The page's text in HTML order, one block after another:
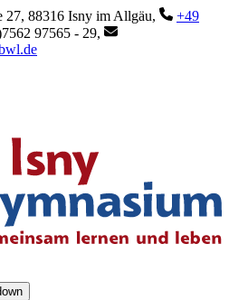
27, 88316 Isny im Allgäu,
+49
97565 - 29,